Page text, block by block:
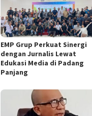
EMP Grup Perkuat Sinergi
dengan Jurnalis Lewat
Edukasi Media di Padang
Panjang